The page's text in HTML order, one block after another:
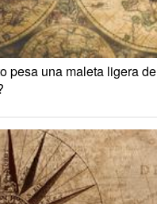
pesa una maleta ligera de